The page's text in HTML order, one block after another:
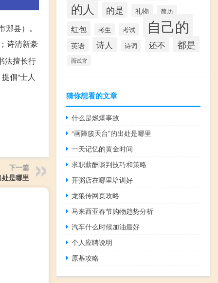
县）。
诗清新豪
法擅长行
倡“士人
下一篇
处是哪里
的人 的是 礼物 简历
红包 考生 考试 自己的
英语 诗人 诗词 还不 都是
面试官
猜你想看的文章
什么是燃爆事故
“画障簇天台”的出处是哪里
一天记忆的黄金时间
求职薪酬谈判技巧和策略
开粥店在哪里培训好
龙狼传网页攻略
马来西亚春节购物趋势分析
汽车什么时候加油最好
个人应聘说明
原基攻略